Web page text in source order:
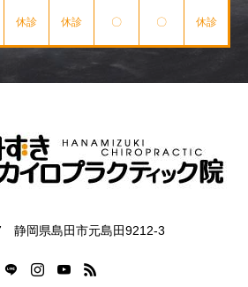
休診 休診 〇 〇 休診
静岡県島田市元島田9212-3